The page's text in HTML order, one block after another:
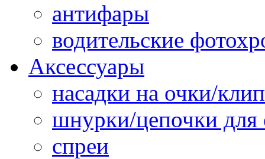
антифары
водительские
Аксессуары
насадки на очки/
шнурки/цепочки для
спреи